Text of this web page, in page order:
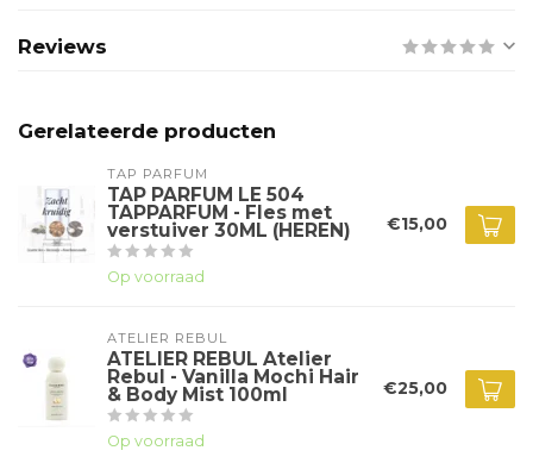
Reviews
Gerelateerde producten
TAP PARFUM
TAP PARFUM LE 504
TAPPARFUM - Fles met
verstuiver 30ML (HEREN)
Op voorraad
€15,00
ATELIER REBUL
ATELIER REBUL Atelier
Rebul - Vanilla Mochi Hair
& Body Mist 100ml
Op voorraad
€25,00